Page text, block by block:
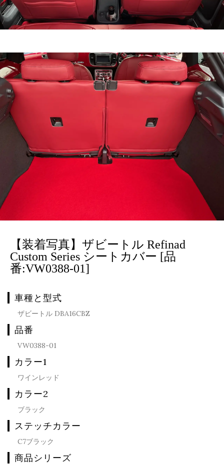
【装着写真】ザビートル Refinad
Custom Series シートカバー [品
番:VW0388-01]
車種と型式
ザビートル DBA16CBZ
品番
VW0388-01
カラー1
ワインレッド
カラー2
ブラック
ステッチカラー
C7ブラック
商品シリーズ